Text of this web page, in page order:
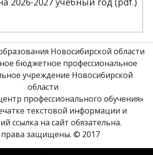
Новосибирской области
бюджетное профессиональное
учреждение Новосибирской
области
профессионального обучения»
текстовой информации и
ссылка на сайт обязательна.
права защищены. © 2017